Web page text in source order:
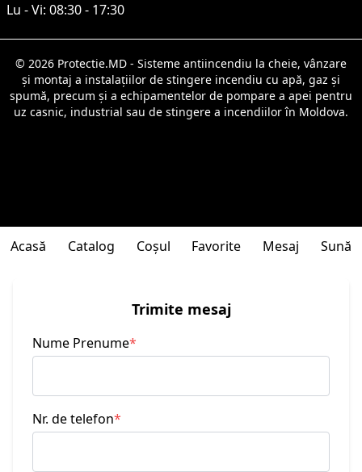
Lu - Vi: 08:30 - 17:30
© 2026 Protectie.MD - Sisteme antiincendiu la cheie, vânzare
și montaj a instalațiilor de stingere incendiu cu apă, gaz și
spumă, precum și a echipamentelor de pompare a apei pentru
uz casnic, industrial sau de stingere a incendiilor în Moldova.
Acasă Catalog Coșul Favorite Mesaj Sună
Trimite mesaj
Nume Prenume*
Nr. de telefon*